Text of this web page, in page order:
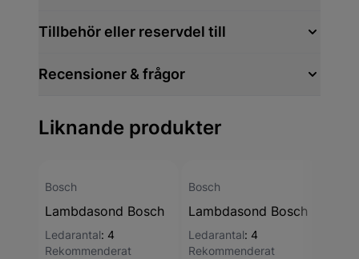
Tillbehör eller reservdel till
Recensioner & frågor
Liknande produkter
Bosch
Lambdasond Bosch
Ledarantal: 4
Rekommenderat
Bosch
Lambdasond Bosch
Ledarantal: 4
Rekommenderat